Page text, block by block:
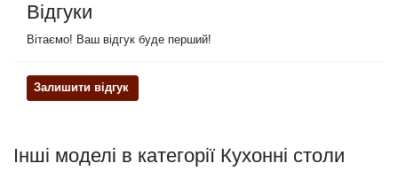
Відгуки
Вітаємо! Ваш відгук буде перший!
Залишити відгук
Інші моделі в категорії Кухонні столи